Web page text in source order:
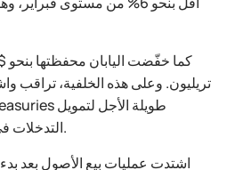
تريليون. وعلى هذه الخلفية، تراقب
التدخلات في سوق العملات دعماً للين.
اشتدت عمليات بيع الأصول بعد بدء